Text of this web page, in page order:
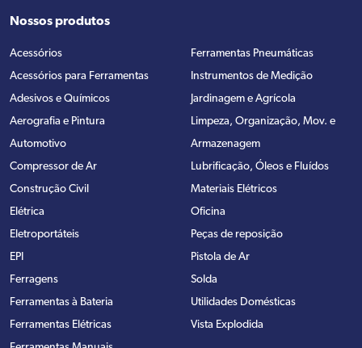
Nossos produtos
Acessórios
Acessórios para Ferramentas
Adesivos e Químicos
Aerografia e Pintura
Automotivo
Compressor de Ar
Construção Civil
Elétrica
Eletroportáteis
EPI
Ferragens
Ferramentas à Bateria
Ferramentas Elétricas
Ferramentas Pneumáticas
Instrumentos de Medição
Jardinagem e Agrícola
Limpeza, Organização, Mov. e
Armazenagem
Lubrificação, Óleos e Fluídos
Materiais Elétricos
Oficina
Peças de reposição
Pistola de Ar
Solda
Utilidades Domésticas
Vista Explodida